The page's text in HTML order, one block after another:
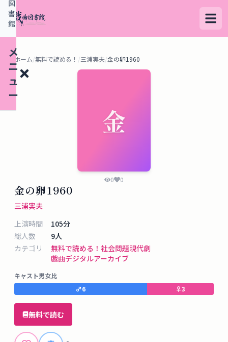
メ
ニ
ュ
ー
デ
タ
ベ
ス
掲
示
板
図
書
館
ホーム/無料で読める！ /三浦実夫/金の卵1960
金
0 0
金の卵1960
三浦実夫
上演時間
105分
総人数
9人
カテゴリ
無料で読める！ 社会問題現代劇
戯曲デジタルアーカイブ
キャスト男女比
♂6 ♀3
無料で読む